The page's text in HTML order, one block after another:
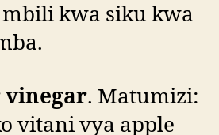
kwa siku kwa
vinegar. Matumizi:
vitani vya apple